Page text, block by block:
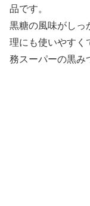
品です。
黒糖の風味がしっ
理にも使いやすく
務スーパーの黒み